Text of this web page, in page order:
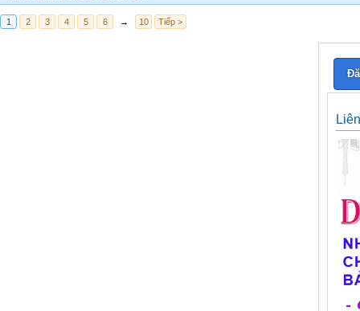
1 2 3 4 5 6 → 10 Tiếp >